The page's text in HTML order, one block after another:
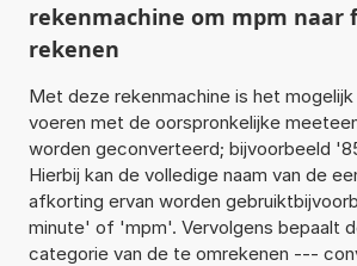
rekenmachine om mpm naar
rekenen
Met deze rekenmachine is het
voeren met de oorspronkelijke
worden geconverteerd; bijvoorbeeld
Hierbij kan de volledige naam van de
afkorting ervan worden
minute' of 'mpm'. Vervolgens bepaalt
categorie van de te omrekenen ---